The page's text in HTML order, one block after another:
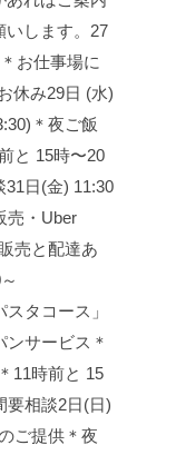
します。 27
＊お仕事場に
休み29日 (水)
＊夜ご飯
と 15時〜20
31日(金) 11:30
売・Uber
売と配達あ
スタコース」
ンサービス ＊
＊11時前と 15
要相談2日(日)
ご提供 ＊夜